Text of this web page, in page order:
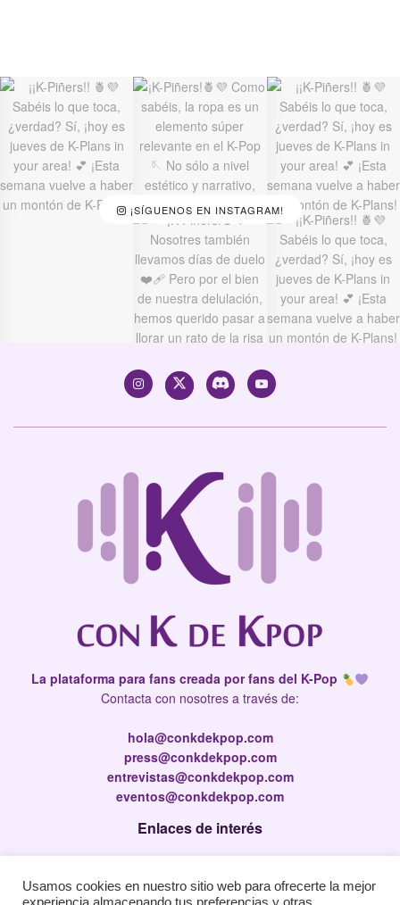
¡SÍGUENOS EN INSTAGRAM!
La plataforma para fans creada por fans del K-Pop
Contacta con nosotres a través de:
hola@conkdekpop.com
press@conkdekpop.com
entrevistas@conkdekpop.com
eventos@conkdekpop.com
Enlaces de interés
Política de privacidad
Usamos cookies en nuestro sitio web para ofrecerte la mejor